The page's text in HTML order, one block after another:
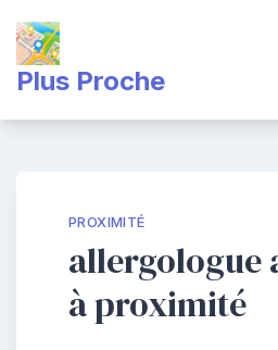
content
Plus Proche
PROXIMITÉ
allergologue
à proximité